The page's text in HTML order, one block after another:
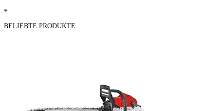
*
BELIEBTE PRODUKTE